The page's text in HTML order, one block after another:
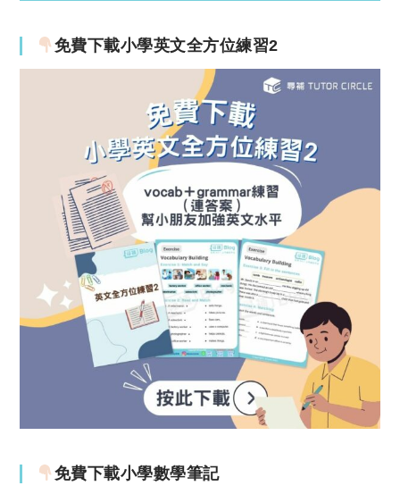
免費下載小學英文全方位練習2
免費下載小學數學筆記